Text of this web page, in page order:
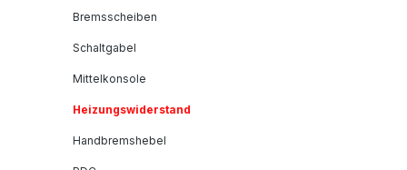
Bremsscheiben
Schaltgabel
Mittelkonsole
Heizungswiderstand
Handbremshebel